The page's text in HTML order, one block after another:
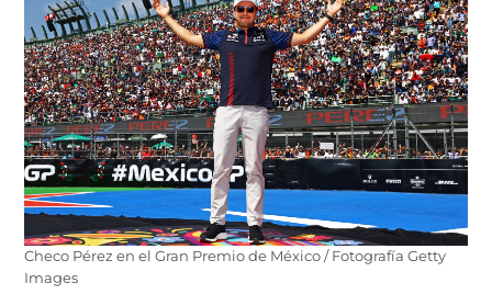
Checo Pérez en el Gran Premio de México / Fotografía Getty
Images